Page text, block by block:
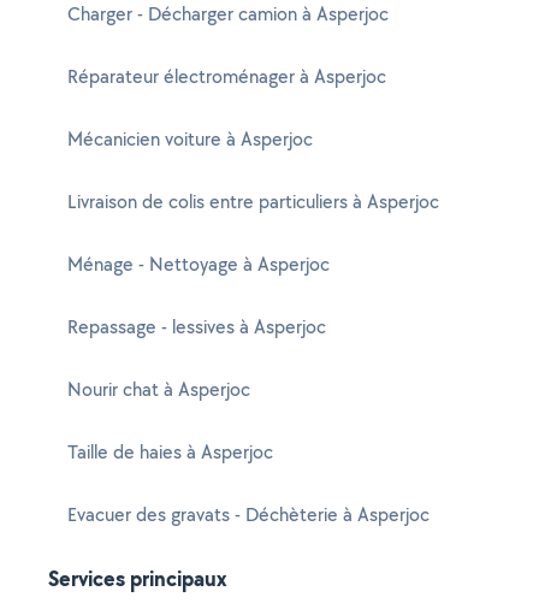
Charger - Décharger camion à Asperjoc
Réparateur électroménager à Asperjoc
Mécanicien voiture à Asperjoc
Livraison de colis entre particuliers à Asperjoc
Ménage - Nettoyage à Asperjoc
Repassage - lessives à Asperjoc
Nourir chat à Asperjoc
Taille de haies à Asperjoc
Evacuer des gravats - Déchèterie à Asperjoc
Services principaux